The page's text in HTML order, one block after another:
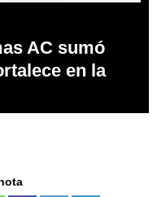
AC sumó
en la